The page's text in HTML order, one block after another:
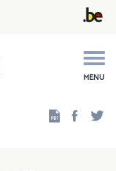
MENU